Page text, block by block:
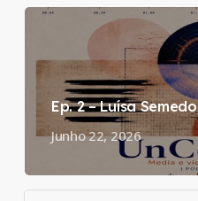
Ep. 2 – Luísa Semedo
Junho 22, 2026